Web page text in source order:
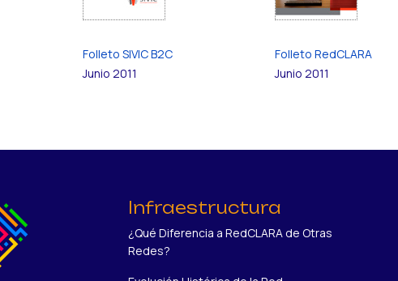
Folleto SIVIC B2C
Junio 2011
Folleto RedCLARA
Junio 2011
Infraestructura
¿Qué Diferencia a RedCLARA de Otras
Redes?